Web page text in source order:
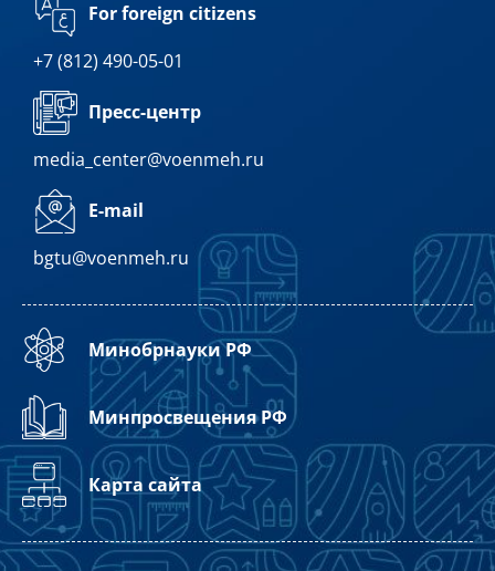
For foreign citizens
+7 (812) 490-05-01
Пресс-центр
media_center@voenmeh.ru
E-mail
bgtu@voenmeh.ru
Минобрнауки РФ
Минпросвещения РФ
Карта сайта